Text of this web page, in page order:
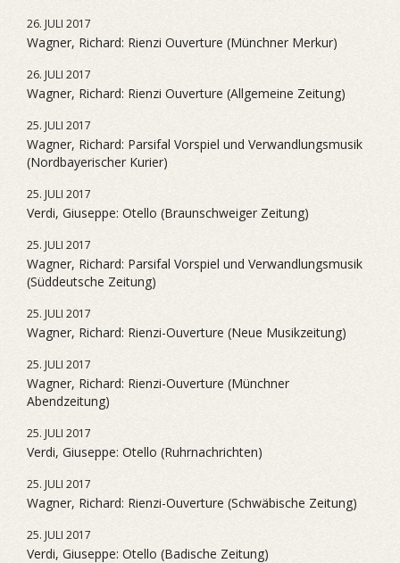
26. JULI 2017
Wagner, Richard: Rienzi Ouverture (Münchner Merkur)
26. JULI 2017
Wagner, Richard: Rienzi Ouverture (Allgemeine Zeitung)
25. JULI 2017
Wagner, Richard: Parsifal Vorspiel und Verwandlungsmusik
(Nordbayerischer Kurier)
25. JULI 2017
Verdi, Giuseppe: Otello (Braunschweiger Zeitung)
25. JULI 2017
Wagner, Richard: Parsifal Vorspiel und Verwandlungsmusik
(Süddeutsche Zeitung)
25. JULI 2017
Wagner, Richard: Rienzi-Ouverture (Neue Musikzeitung)
25. JULI 2017
Wagner, Richard: Rienzi-Ouverture (Münchner
Abendzeitung)
25. JULI 2017
Verdi, Giuseppe: Otello (Ruhrnachrichten)
25. JULI 2017
Wagner, Richard: Rienzi-Ouverture (Schwäbische Zeitung)
25. JULI 2017
Verdi, Giuseppe: Otello (Badische Zeitung)